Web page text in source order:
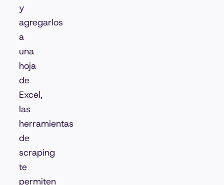
y
agregarlos
a
una
hoja
de
Excel,
las
herramientas
de
scraping
te
permiten